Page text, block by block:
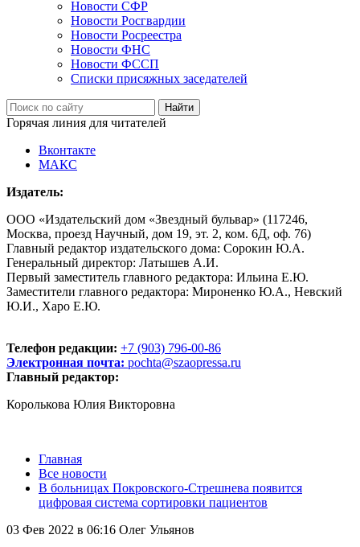
Новости СФР
Новости Росгвардии
Новости Росреестра
Новости ФНС
Новости ФССП
Списки присяжных заседателей
Горячая линия для читателей
Вконтакте
МАКС
Издатель:
ООО «Издательский дом «Звездный бульвар» (117246,
Москва, проезд Научный, дом 19, эт. 2, ком. 6Д, оф. 76)
Главный редактор издательского дома: Сорокин Ю.А.
Генеральный директор: Латышев А.И.
Первый заместитель главного редактора: Ильина Е.Ю.
Заместители главного редактора: Мироненко Ю.А., Невский
Ю.И., Харо Е.Ю.
Телефон редакции: +7 (903) 796-00-86
Электронная почта: pochta@szaopressa.ru
Главный редактор:
Королькова Юлия Викторовна
Главная
Все новости
В больницах Покровского-Стрешнева появится
цифровая система сортировки пациентов
03 Фев 2022 в 06:16 Олег Ульянов